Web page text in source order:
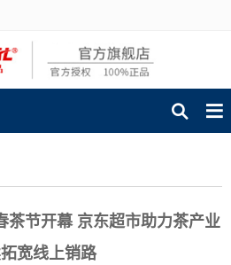
茶节开幕 京东超市助力茶产业
宽线上销路